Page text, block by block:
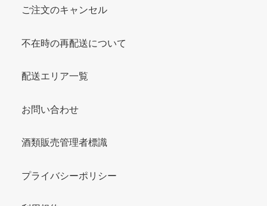
ご注文のキャンセル
不在時の再配送について
配送エリア一覧
お問い合わせ
酒類販売管理者標識
プライバシーポリシー